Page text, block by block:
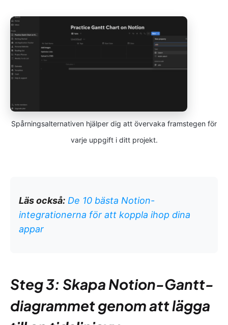
Spårningsalternativen hjälper dig att övervaka framstegen för
varje uppgift i ditt projekt.
Läs också: De 10 bästa Notion-
integrationerna för att koppla ihop dina
appar
Steg 3: Skapa Notion-Gantt-
diagrammet genom att lägga